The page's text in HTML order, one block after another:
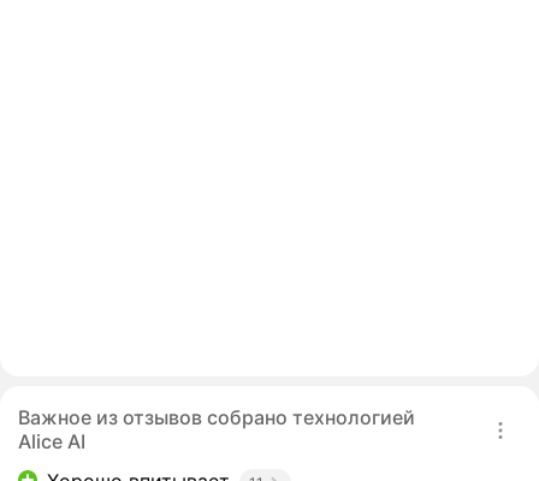
Важное из отзывов собрано технологией
Alice AI